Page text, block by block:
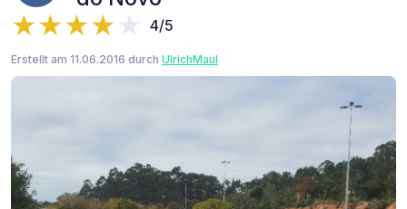
4/5
Erstellt am 11.06.2016 durch UlrichMaul